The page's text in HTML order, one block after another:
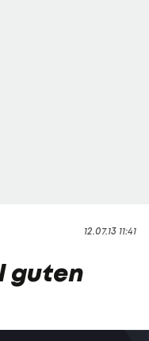
12.07.13 11:41
guten